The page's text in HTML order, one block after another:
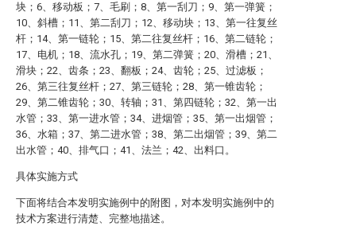
块；6、移动板；7、毛刷；8、第一刮刀；9、第一弹簧；
10、斜槽；11、第二刮刀；12、移动块；13、第一往复丝
杆；14、第一链轮；15、第二往复丝杆；16、第二链轮；
17、电机；18、流水孔；19、第二弹簧；20、滑槽；21、
滑块；22、齿条；23、翻板；24、齿轮；25、过滤板；
26、第三往复丝杆；27、第三链轮；28、第一锥齿轮；
29、第二锥齿轮；30、转轴；31、第四链轮；32、第一出
水管；33、第一进水管；34、进烟管；35、第一出烟管；
36、水箱；37、第二进水管；38、第二出烟管；39、第二
出水管；40、排气口；41、法兰；42、出料口。
具体实施方式
下面将结合本发明实施例中的附图，对本发明实施例中的
技术方案进行清楚、完整地描述。